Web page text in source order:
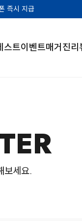
즉시 지급
스트이벤트매거진리
보세요.